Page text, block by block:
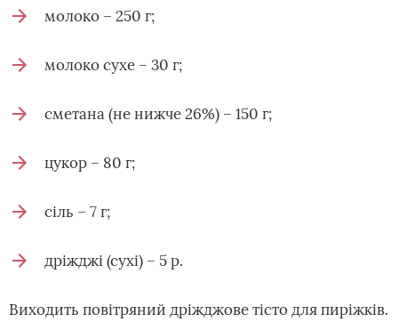
молоко – 250 г;
молоко сухе – 30 г;
сметана (не нижче 26%) – 150 г;
цукор – 80 г;
сіль – 7 г;
дріжджі (сухі) – 5 р.
Виходить повітряний дріжджове тісто для пиріжків.